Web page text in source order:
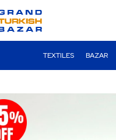
TEXTILES BAZAR